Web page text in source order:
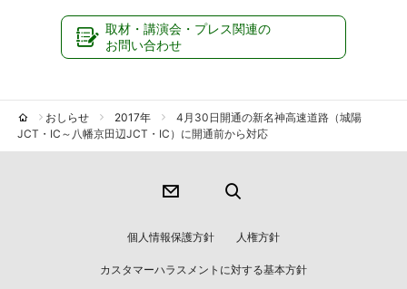
取材・講演会・プレス関連の
お問い合わせ
おしらせ 2017年
4月30日開通の新名神高速道路（城陽
JCT・IC～八幡京田辺JCT・IC）に開通前から対応
個人情報保護方針 人権方針
カスタマーハラスメントに対する基本方針